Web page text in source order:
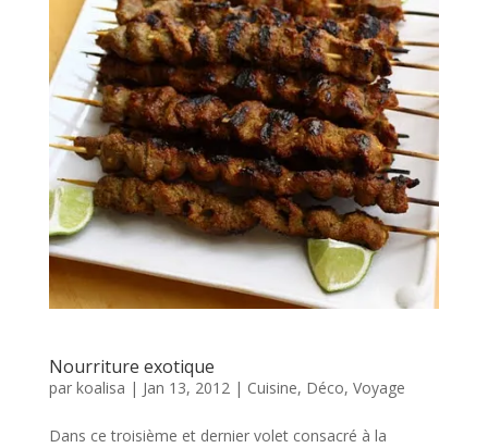
Nourriture exotique
par koalisa | Jan 13, 2012 | Cuisine, Déco, Voyage
Dans ce troisième et dernier volet consacré à la